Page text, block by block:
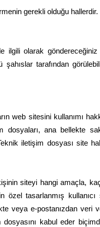
gerekli olduğu hallerdir.
ilgili olarak
tarafından
web sitesini kullanımı
ana bellekte
iletişim dosyası site
siteyi hangi amaçla,
özel tasarlanmış
veya e-postanızdan
kabul eder